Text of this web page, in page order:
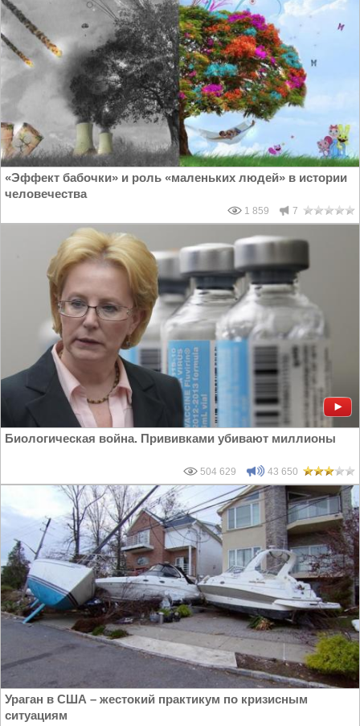
«Эффект бабочки» и роль «маленьких людей» в истории
человечества
1 859 7
Биологическая война. Прививками убивают миллионы
504 629 43 650
Ураган в США – жестокий практикум по кризисным
ситуациям